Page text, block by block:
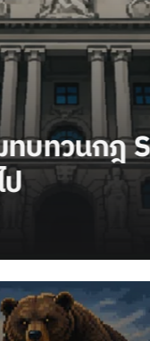
บทวนกฎ